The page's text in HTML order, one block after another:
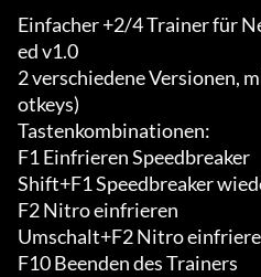
Einfacher +2/4 Trainer für
ed v1.0
2 verschiedene Versionen,
otkeys)
Tastenkombinationen:
F1 Einfrieren Speedbreaker
Shift+F1 Speedbreaker
F2 Nitro einfrieren
Umschalt+F2 Nitro
F10 Beenden des Trainers